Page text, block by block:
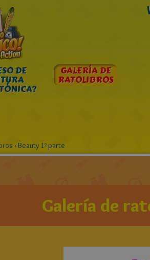
DE GALERÍA DE
RATOLIBROS
›Beauty 1º parte
Galería de